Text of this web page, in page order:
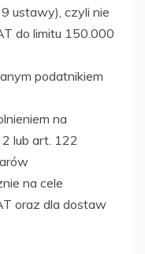
ustawy), czyli nie
do limitu 150.000
podatnikiem
na
lub art. 122
na cele
oraz dla dostaw